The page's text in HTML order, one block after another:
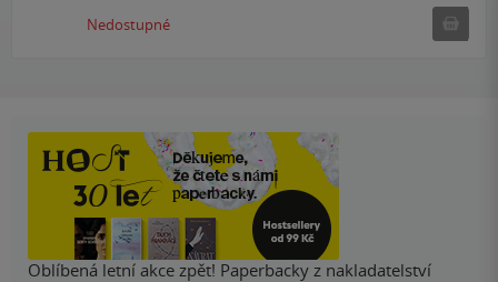
Nedostupné
Oblíbená letní akce zpět! Paperbacky z nakladatelství